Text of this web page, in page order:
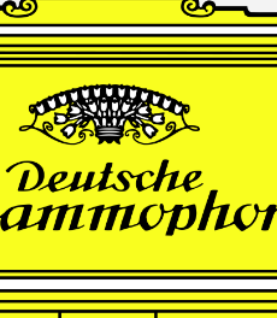
Schuen,
Baritone
Heide,
Piano